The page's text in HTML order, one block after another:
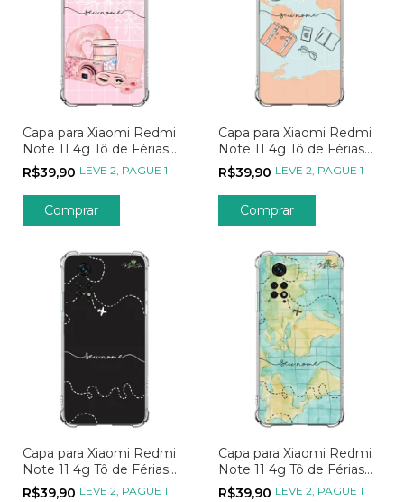
Capa para Xiaomi Redmi
Note 11 4g Tô de Férias
Pronta pra Viagem
R$39,90 LEVE 2, PAGUE 1
Comprar
Capa para Xiaomi Redmi
Note 11 4g Tô de Férias
Aventuras pelo Mundo
R$39,90 LEVE 2, PAGUE 1
Comprar
Capa para Xiaomi Redmi
Note 11 4g Tô de Férias
Rotas
R$39,90 LEVE 2, PAGUE 1
Capa para Xiaomi Redmi
Note 11 4g Tô de Férias
Mapa para Aventuras
R$39,90 LEVE 2, PAGUE 1